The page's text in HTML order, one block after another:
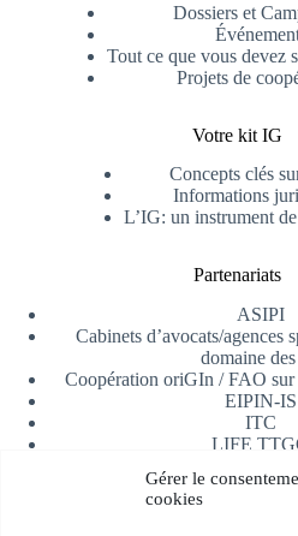
Gérer le
cookies
Dossiers et
Tout ce que vous devez
Projets de
Votre kit IG
Concepts clés
Informations
L’IG: un instrument
Partenariats
ASIPI
Cabinets d’avocats/agences
domaine
Coopération oriGIn / FAO
EIPIN-IS
ITC
LIFE
AfrIPI